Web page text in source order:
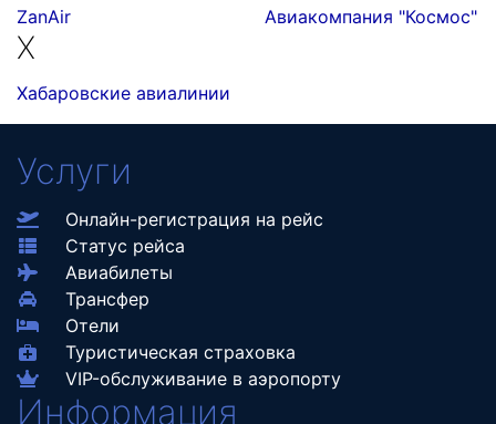
ZanAir Авиакомпания "Космос"
Х
Хабаровские авиалинии
Услуги
Онлайн-регистрация на рейс
Статус рейса
Авиабилеты
Трансфер
Отели
Туристическая страховка
VIP-обслуживание в аэропорту
Информация